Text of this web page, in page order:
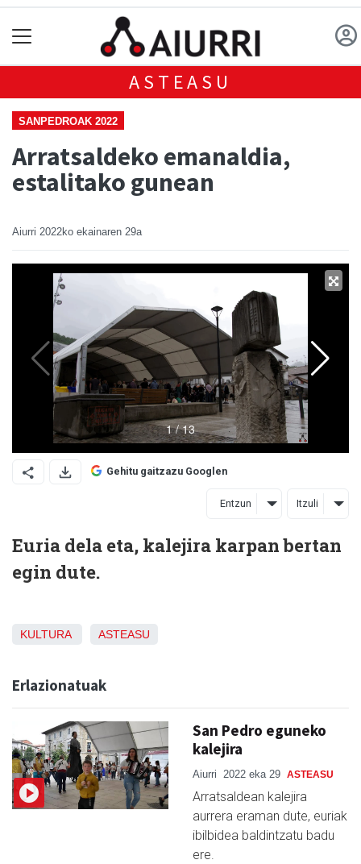
ASTEASU
SANPEDROAK 2022
Arratsaldeko emanaldia,
estalitako gunean
Aiurri 2022ko ekainaren 29a
Gehitu gaitzazu Googlen
Entzun Itzuli
Euria dela eta, kalejira karpan bertan
egin dute.
KULTURA ASTEASU
Erlazionatuak
San Pedro eguneko
kalejira
Aiurri 2022 eka 29 ASTEASU
Arratsaldean kalejira
aurrera eraman dute, euriak
ibilbidea baldintzatu badu
ere.